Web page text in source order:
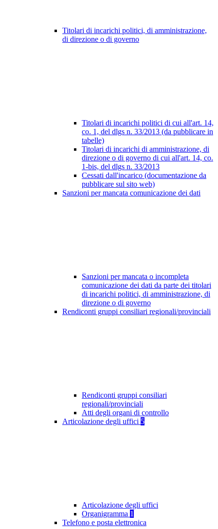
Titolari di incarichi politici, di amministrazione,
di direzione o di governo
Titolari di incarichi politici di cui all'art. 14,
co. 1, del dlgs n. 33/2013 (da pubblicare in
tabelle)
Titolari di incarichi di amministrazione, di
direzione o di governo di cui all'art. 14, co.
1-bis, del dlgs n. 33/2013
Cessati dall'incarico (documentazione da
pubblicare sul sito web)
Sanzioni per mancata comunicazione dei dati
Sanzioni per mancata o incompleta
comunicazione dei dati da parte dei titolari
di incarichi politici, di amministrazione, di
direzione o di governo
Rendiconti gruppi consiliari regionali/provinciali
Rendiconti gruppi consiliari
regionali/provinciali
Atti degli organi di controllo
Articolazione degli uffici 5
Articolazione degli uffici
Organigramma 1
Telefono e posta elettronica